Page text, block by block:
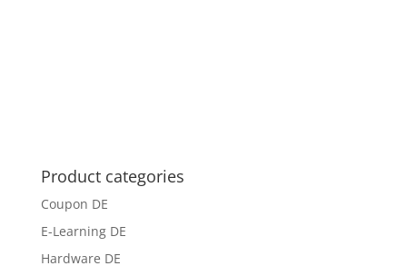
Product categories
Coupon DE
E-Learning DE
Hardware DE